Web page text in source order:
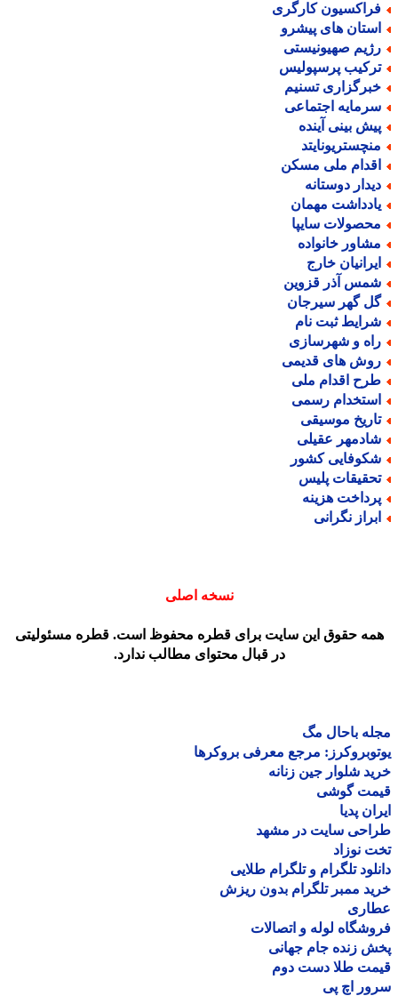
کارگری
های پیشرو
صهیونیستی
پرسپولیس
تسنیم
اجتماعی
بینی آینده
ملی مسکن
دوستانه
مهمان
سایپا
خانواده
خارج
آذر قزوین
گهر سیرجان
ثبت نام
و شهرسازی
های قدیمی
اقدام ملی
رسمی
موسیقی
عقیلی
کشور
پلیس
هزینه
نگرانی
نسخه اصلی
حقوق این سایت برای قطره محفوظ است. قطره مسئولیتی
در قبال محتوای مطالب ندارد.
باحال مگ
مرجع معرفی بروکرها
شلوار جین زنانه
گوشی
پدیا
سایت در مشهد
نوزاد
تلگرام و تلگرام طلایی
ممبر تلگرام بدون ریزش
لوله و اتصالات
زنده جام جهانی
طلا دست دوم
اچ پی